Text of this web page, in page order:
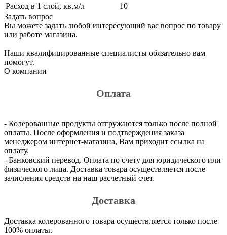
Расход в 1 слой, кв.м/л
10
Задать вопрос
Вы можете задать любой интересующий вас вопрос по товару
или работе магазина.
Наши квалифицированные специалисты обязательно вам
помогут.
О компании
Оплата
- Колерованные продукты отгружаются только после полной
оплаты. После оформления и подтверждения заказа
менеджером интернет-магазина, Вам приходит ссылка на
оплату.
- Банковский перевод. Оплата по счету для юридического или
физического лица. Доставка товара осуществляется после
зачисления средств на наш расчетный счет.
Доставка
Доставка колерованного товара осуществляется только после
100% оплаты.